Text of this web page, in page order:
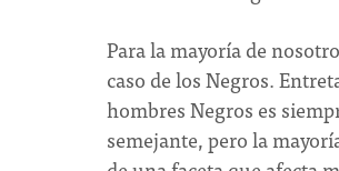
Para la mayoría de
caso de los Negros.
hombres Negros es
semejante, pero la